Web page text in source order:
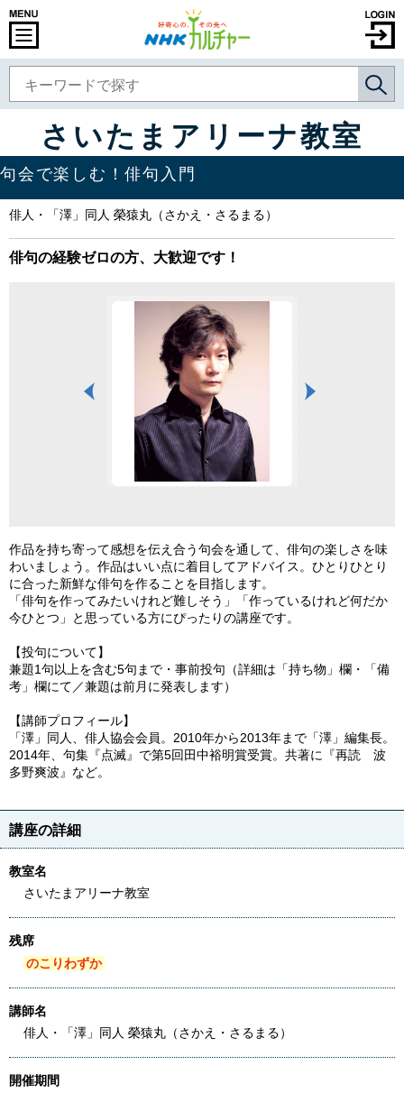
さいたまアリーナ教室
句会で楽しむ！俳句入門
俳人・「澤」同人 榮猿丸（さかえ・さるまる）
俳句の経験ゼロの方、大歓迎です！
作品を持ち寄って感想を伝え合う句会を通して、俳句の楽しさを味
わいましょう。作品はいい点に着目してアドバイス。ひとりひとり
に合った新鮮な俳句を作ることを目指します。
「俳句を作ってみたいけれど難しそう」「作っているけれど何だか
今ひとつ」と思っている方にぴったりの講座です。
【投句について】
兼題1句以上を含む5句まで・事前投句（詳細は「持ち物」欄・「備
考」欄にて／兼題は前月に発表します）
【講師プロフィール】
「澤」同人、俳人協会会員。2010年から2013年まで「澤」編集長。
2014年、句集『点滅』で第5回田中裕明賞受賞。共著に『再読 波
多野爽波』など。
講座の詳細
教室名
さいたまアリーナ教室
残席
のこりわずか
講師名
俳人・「澤」同人 榮猿丸（さかえ・さるまる）
開催期間